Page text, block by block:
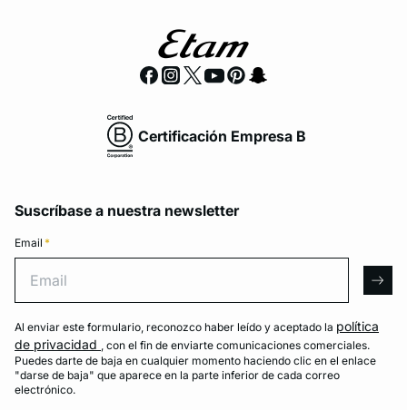
Certificación Empresa B
Suscríbase a nuestra newsletter
Email *
Al enviar este formulario, reconozco haber leído y aceptado la política
de privacidad , con el fin de enviarte comunicaciones comerciales.
Puedes darte de baja en cualquier momento haciendo clic en el enlace
"darse de baja" que aparece en la parte inferior de cada correo
electrónico.